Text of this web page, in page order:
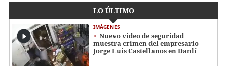
LO ÚLTIMO
IMÁGENES
Nuevo video de seguridad
muestra crimen del empresario
Jorge Luis Castellanos en Danlí